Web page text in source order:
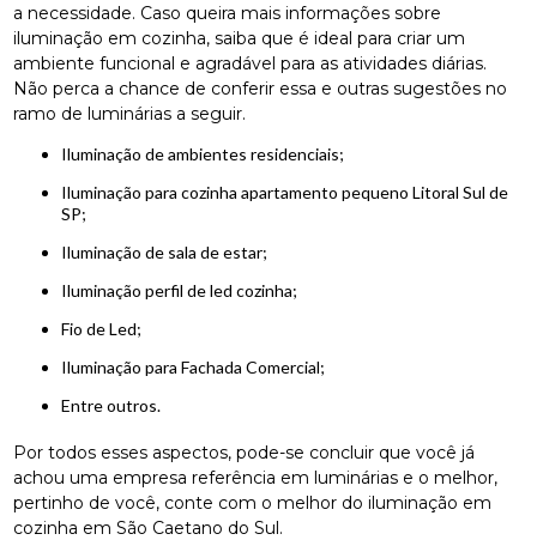
a necessidade. Caso queira mais informações sobre
iluminação em cozinha, saiba que é ideal para criar um
ambiente funcional e agradável para as atividades diárias.
Não perca a chance de conferir essa e outras sugestões no
ramo de luminárias a seguir.
iluminação de ambientes residenciais;
iluminação para cozinha apartamento pequeno Litoral Sul de
SP;
iluminação de sala de estar;
iluminação perfil de led cozinha;
Fio de Led;
Iluminação para Fachada Comercial;
entre outros.
Por todos esses aspectos, pode-se concluir que você já
achou uma empresa referência em luminárias e o melhor,
pertinho de você, conte com o melhor do iluminação em
cozinha em São Caetano do Sul.